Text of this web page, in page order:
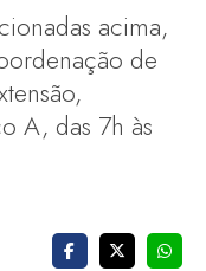
acima,
de
A, das 7h às